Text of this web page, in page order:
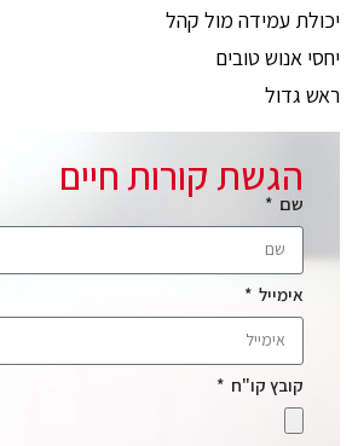
יכולת עמידה מול קהל
יחסי אנוש טובים
ראש גדול
הגשת קורות חיים
שם
אימייל
קובץ קו"ח